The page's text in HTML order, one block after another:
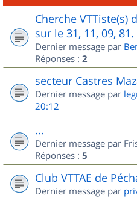
Cherche
sur le 31, 11, 09, 81.
Dernier message par
Réponses : 2
secteur Castres
Dernier message par
20:12
...
Dernier message par
Réponses : 5
Club VTTAE de
Dernier message par